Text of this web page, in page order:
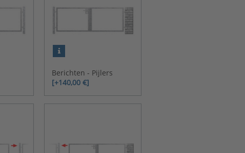
Berichten - Pijlers
[+140,00 €]